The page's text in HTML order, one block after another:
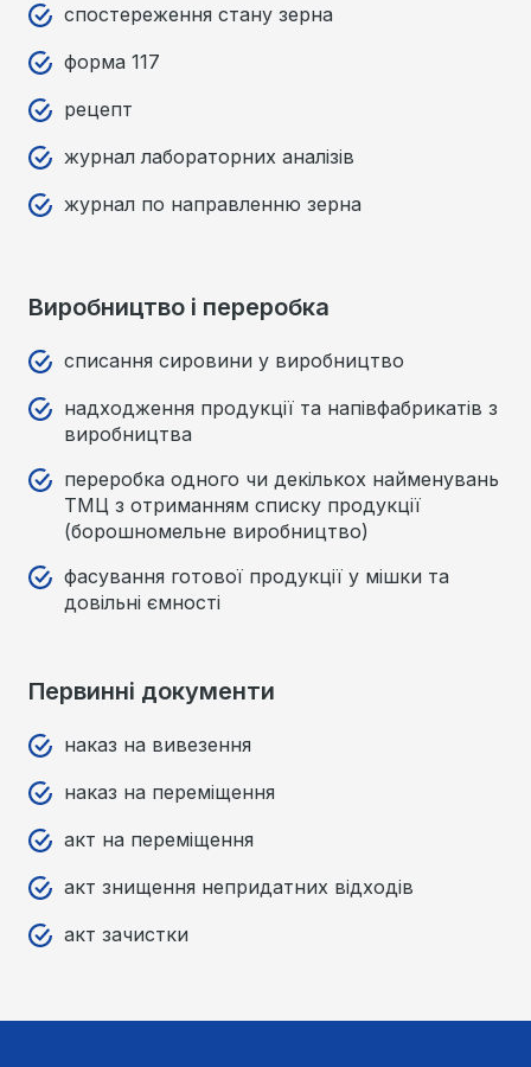
спостереження стану зерна
форма 117
рецепт
журнал лабораторних аналізів
журнал по направленню зерна
Виробництво і переробка
списання сировини у виробництво
надходження продукції та напівфабрикатів з
виробництва
переробка одного чи декількох найменувань
ТМЦ з отриманням списку продукції
(борошномельне виробництво)
фасування готової продукції у мішки та
довільні ємності
Первинні документи
наказ на вивезення
наказ на переміщення
акт на переміщення
акт знищення непридатних відходів
акт зачистки